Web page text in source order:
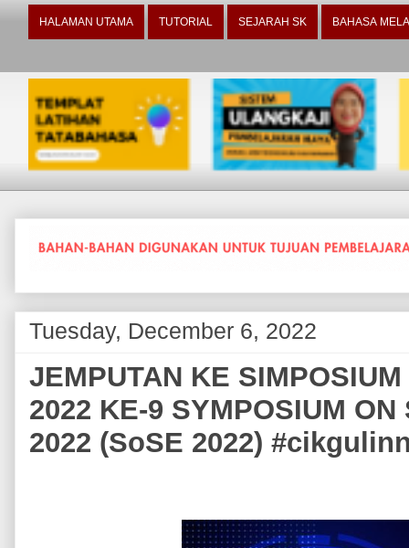
HALAMAN UTAMA TUTORIAL SEJARAH SK BAHASA
Tuesday, December 6, 2022
JEMPUTAN KE
2022 KE-9 SYMPOSIUM ON
2022 (SoSE 2022)